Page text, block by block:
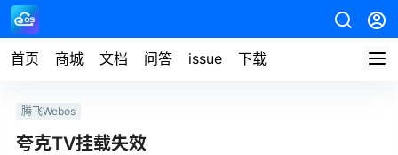
首页 商城 文档 问答 issue 下载
腾飞Webos
夸克TV挂载失效